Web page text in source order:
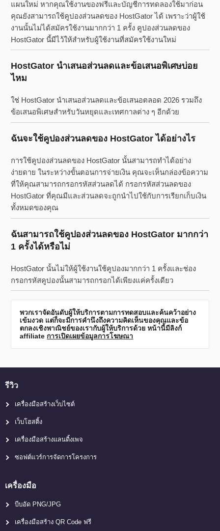
แผนใหม่ หากคุณใช้งานของฟรีและบัญชีการทดลองใช้มาก่อน
คุณยังสามารถใช้คูปองส่วนลดของ HostGator ได้ เพราะว่าผู้ใช้
งานนั้นไม่ได้สมัครใช้งานมากกว่า 1 ครั้ง คูปองส่วนลดของ
HostGator นี้มีไว้ให้สำหรับผู้ใช้งานที่สมัครใช้งานใหม่
HostGator นำเสนอส่วนลดและข้อเสนอพิเศษบ่อย
ไหม
ใช่ HostGator นำเสนอส่วนลดและข้อเสนอตลอด 2026 รวมถึง
ข้อเสนอพิเศษสำหรับวันหยุดและเทศกาลต่าง ๆ อีกด้วย
ฉันจะใช้คูปองส่วนลดของ HostGator ได้อย่างไร
การใช้คูปองส่วนลดของ HostGator นั้นสามารถทำได้อย่าง
ง่ายดาย ในระหว่างขั้นตอนการจ่ายเงิน คุณจะเห็นกล่องข้อความ
ที่ให้คุณสามารถกรอกรหัสส่วนลดได้ กรอกรหัสส่วนลดของ
HostGator ที่คุณมีและส่วนลดจะถูกนำไปใช้กับการเรียกเก็บเงิน
ทั้งหมดของคุณ
ฉันสามารถใช้คูปองส่วนลดของ HostGator มากกว่า
1 ครั้งได้หรือไม่
HostGator นั้นไม่ให้ผู้ใช้งานใช้คูปองมากกว่า 1 ครั้งและช่อง
กรอกรหัสคูปองนั้นสามารถกรอกได้เพียงแค่ครั้งเดียว
พวกเราจัดอันดับผู้ให้บริการตามการทดสอบและค้นคว้าอย่าง
เข้มงวด แต่ก็จะมีการคำนึงถึงความคิดเห็นของคุณและข้อ
ตกลงเชิงพาณิชย์ของเรากับผู้ให้บริการด้วย หน้านี้มีลิงก์
affiliate การเปิดเผยข้อมูลการโฆษณา
รีวิว
เครื่องมือสร้างเว็บไซต์
เว็บโฮสติ้ง
เครื่องมือสร้างแลนดิ้งเพจ
ซอฟต์แวร์การจัดการโครงการ
เครื่องมือ
บีบอัด PNG/JPG
เครื่องมือสร้าง QR Code ฟรี